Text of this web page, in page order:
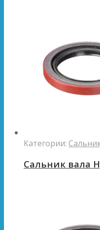
Категории:
Сальник вала